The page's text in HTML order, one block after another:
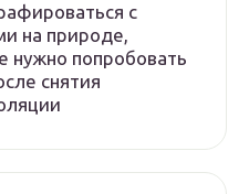
с
на природе,
нужно попробовать
снятия